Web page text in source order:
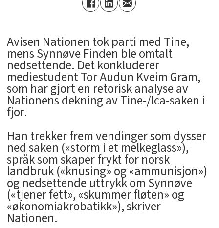
Avisen Nationen tok parti med Tine,
mens Synnøve Finden ble omtalt
nedsettende. Det konkluderer
mediestudent Tor Audun Kveim Gram,
som har gjort en retorisk analyse av
Nationens dekning av Tine-/Ica-saken i
fjor.
Han trekker frem vendinger som dysser
ned saken («storm i et melkeglass»),
språk som skaper frykt for norsk
landbruk («knusing» og «ammunisjon»)
og nedsettende uttrykk om Synnøve
(«tjener fett», «skummer fløten» og
«økonomiakrobatikk»), skriver
Nationen.